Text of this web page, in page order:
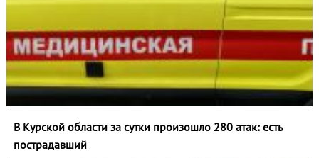
В Курской области за сутки произошло 280 атак: есть
пострадавший